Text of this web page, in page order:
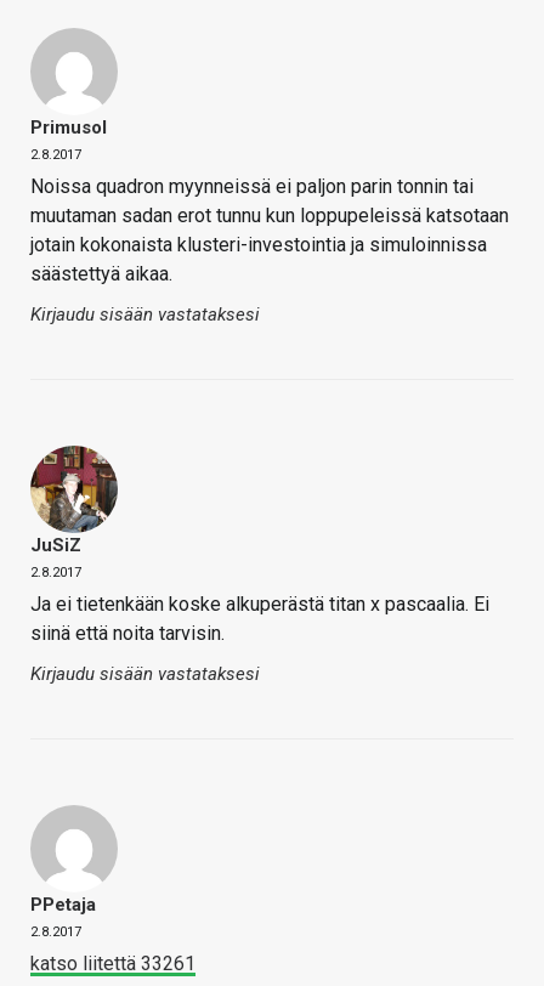
Primusol
2.8.2017
Noissa quadron myynneissä ei paljon parin tonnin tai
muutaman sadan erot tunnu kun loppupeleissä katsotaan
jotain kokonaista klusteri-investointia ja simuloinnissa
säästettyä aikaa.
Kirjaudu sisään vastataksesi
JuSiZ
2.8.2017
Ja ei tietenkään koske alkuperästä titan x pascaalia. Ei
siinä että noita tarvisin.
Kirjaudu sisään vastataksesi
PPetaja
2.8.2017
katso liitettä 33261